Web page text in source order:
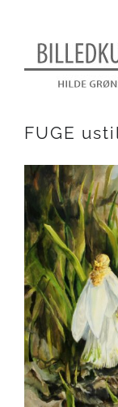
FUGE
View
Larger
Image